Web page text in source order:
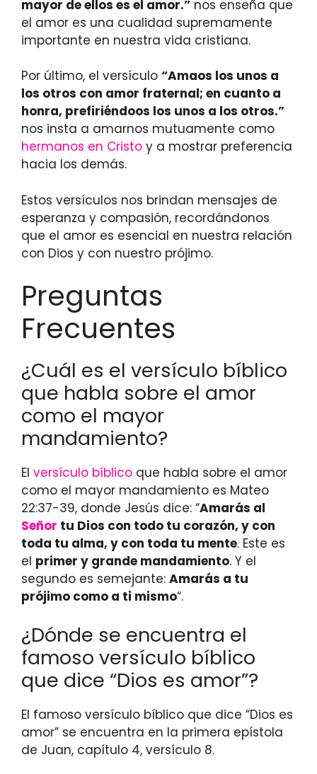
mayor de ellos es el amor.” nos enseña que
el amor es una cualidad supremamente
importante en nuestra vida cristiana.
Por último, el versículo “Amaos los unos a
los otros con amor fraternal; en cuanto a
honra, prefiriéndoos los unos a los otros.”
nos insta a amarnos mutuamente como
hermanos en Cristo y a mostrar preferencia
hacia los demás.
Estos versículos nos brindan mensajes de
esperanza y compasión, recordándonos
que el amor es esencial en nuestra relación
con Dios y con nuestro prójimo.
Preguntas
Frecuentes
¿Cuál es el versículo bíblico
que habla sobre el amor
como el mayor
mandamiento?
El versículo bíblico que habla sobre el amor
como el mayor mandamiento es Mateo
22:37-39, donde Jesús dice: “Amarás al
Señor tu Dios con todo tu corazón, y con
toda tu alma, y con toda tu mente. Este es
el primer y grande mandamiento. Y el
segundo es semejante: Amarás a tu
prójimo como a ti mismo“.
¿Dónde se encuentra el
famoso versículo bíblico
que dice “Dios es amor”?
El famoso versículo bíblico que dice “Dios es
amor” se encuentra en la primera epístola
de Juan, capítulo 4, versículo 8.